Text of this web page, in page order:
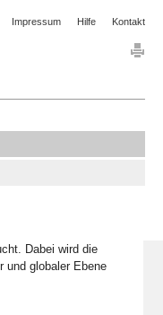
Impressum Hilfe Kontakt
Dabei wird die
und globaler Ebene